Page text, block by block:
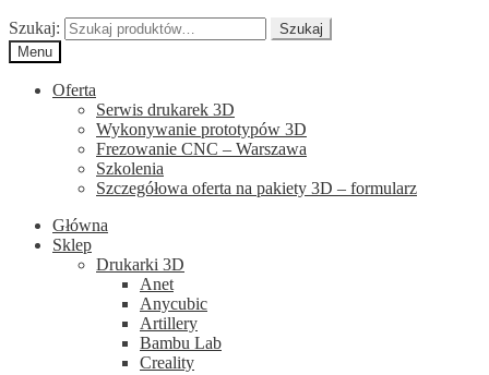
Szukaj:
Szukaj
Menu
Oferta
Serwis drukarek 3D
Wykonywanie prototypów 3D
Frezowanie CNC – Warszawa
Szkolenia
Szczegółowa oferta na pakiety 3D – formularz
Główna
Sklep
Drukarki 3D
Anet
Anycubic
Artillery
Bambu Lab
Creality